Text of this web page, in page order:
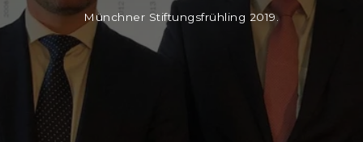
Münchner Stiftungsfrühling 2019.